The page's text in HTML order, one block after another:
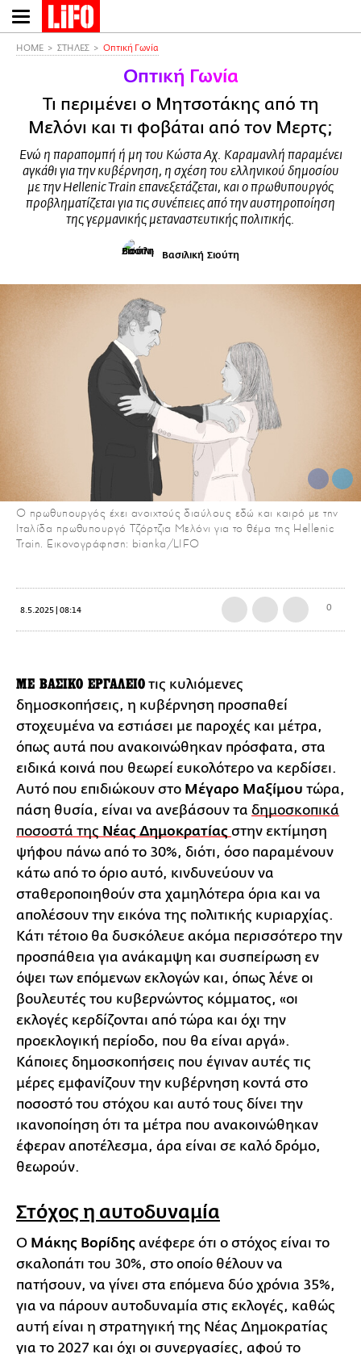
Παράκαμψη
προς
HOME ΣΤΗΛΕΣ Οπτική Γωνία
Οπτική Γωνία
Τι περιμένει ο Μητσοτάκης από τη
Μελόνι και τι φοβάται από τον Μερτς;
Ενώ η παραπομπή ή μη του Κώστα Αχ. Καραμανλή παραμένει
αγκάθι για την κυβέρνηση, η σχέση του ελληνικού δημοσίου
με την Hellenic Train επανεξετάζεται, και ο πρωθυπουργός
προβληματίζεται για τις συνέπειες από την αυστηροποίηση
της γερμανικής μεταναστευτικής πολιτικής.
Βασιλική Σιούτη
Ο πρωθυπουργός έχει ανοιχτούς διαύλους εδώ και καιρό με την
Ιταλίδα πρωθυπουργό Τζόρτζια Μελόνι για το θέμα της Hellenic
Train. Εικονογράφηση: bianka/LIFO
8.5.2025 | 08:14 0
ΜΕ ΒΑΣΙΚΟ ΕΡΓΑΛΕΙΟ τις κυλιόμενες
δημοσκοπήσεις, η κυβέρνηση προσπαθεί
στοχευμένα να εστιάσει με παροχές και μέτρα,
όπως αυτά που ανακοινώθηκαν πρόσφατα, στα
ειδικά κοινά που θεωρεί ευκολότερο να κερδίσει.
Αυτό που επιδιώκουν στο Μέγαρο Μαξίμου τώρα,
πάση θυσία, είναι να ανεβάσουν τα δημοσκοπικά
ποσοστά της Νέας Δημοκρατίας στην εκτίμηση
ψήφου πάνω από το 30%, διότι, όσο παραμένουν
κάτω από το όριο αυτό, κινδυνεύουν να
σταθεροποιηθούν στα χαμηλότερα όρια και να
απολέσουν την εικόνα της πολιτικής κυριαρχίας.
Κάτι τέτοιο θα δυσκόλευε ακόμα περισσότερο την
προσπάθεια για ανάκαμψη και συσπείρωση εν
όψει των επόμενων εκλογών και, όπως λένε οι
βουλευτές του κυβερνώντος κόμματος, «οι
εκλογές κερδίζονται από τώρα και όχι την
προεκλογική περίοδο, που θα είναι αργά».
Κάποιες δημοσκοπήσεις που έγιναν αυτές τις
μέρες εμφανίζουν την κυβέρνηση κοντά στο
ποσοστό του στόχου και αυτό τους δίνει την
ικανοποίηση ότι τα μέτρα που ανακοινώθηκαν
έφεραν αποτέλεσμα, άρα είναι σε καλό δρόμο,
θεωρούν.
Στόχος η αυτοδυναμία
Ο Μάκης Βορίδης ανέφερε ότι ο στόχος είναι το
σκαλοπάτι του 30%, στο οποίο θέλουν να
πατήσουν, να γίνει στα επόμενα δύο χρόνια 35%,
για να πάρουν αυτοδυναμία στις εκλογές, καθώς
αυτή είναι η στρατηγική της Νέας Δημοκρατίας
για το 2027 και όχι οι συνεργασίες, αφού το